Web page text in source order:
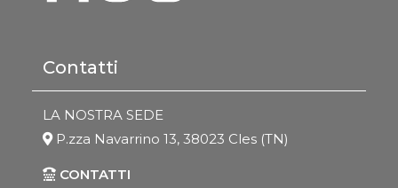
Contatti
LA NOSTRA SEDE
P.zza Navarrino 13, 38023 Cles (TN)
CONTATTI